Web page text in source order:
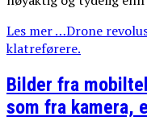
Les mer …Drone
klatreførere.
Bilder fra
som fra kamera,